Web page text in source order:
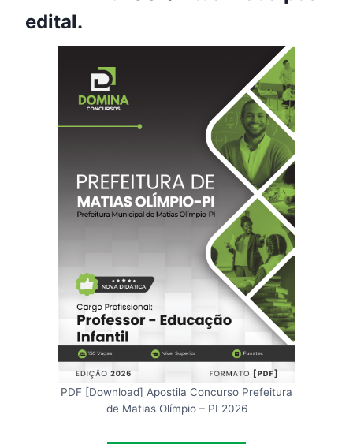
edital.
PDF [Download] Apostila Concurso Prefeitura
de Matias Olímpio – PI 2026